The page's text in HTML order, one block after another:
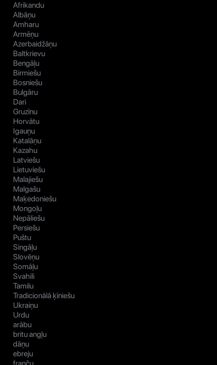
Afrikandu
Albāņu
Amharu
Armēņu
Azerbaidžāņu
Baltkrievu
Bengāļu
Birmiešu
Bosniešu
Bulgāru
Dari
Gruzīnu
Horvātu
Igauņu
Katalāņu
Kazahu
Latviešu
Lietuviešu
Malajiešu
Malgašu
Maķedoniešu
Mongoļu
Nepāliešu
Persiešu
Puštu
Singāļu
Slovēņu
Somāļu
Svahili
Tamilu
Tradicionālā ķīniešu
Ukraiņu
Urdu
arābu
britu angļu
dāņu
ebreju